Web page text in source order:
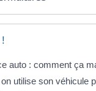
auto : comment ça
utilise son véhicule